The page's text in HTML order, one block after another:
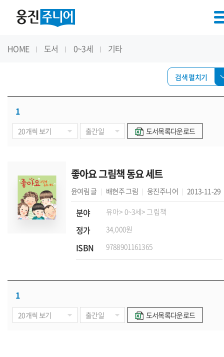
HOME 도서 0~3세 기타
검색 펼치기
1
도서목록다운로드
좋아요 그림책 동요 세트
윤여림 글 배현주그림 웅진주니어 2013-11-29
분야 유아> 0~3세> 그림책
정가 34,000원
ISBN 9788901161365
1
도서목록다운로드